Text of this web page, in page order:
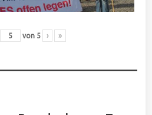
von 5 › »